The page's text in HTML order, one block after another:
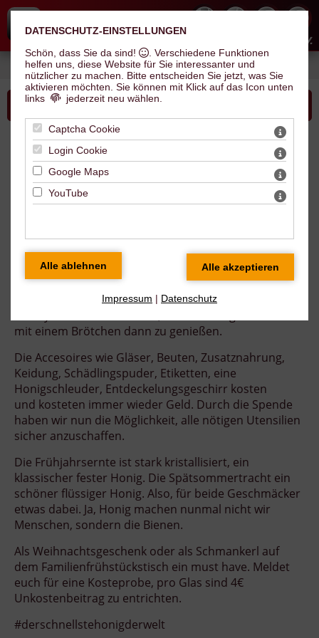
Hallescher Inline Skate Club e.V.
Sie sind hier:Verein>News> NORSK AG sponsert Bienenprojekt
Bitte wählen Sie...
NORSK AG sponsert Bienenprojekt
29.09.2022
Zwei Ernten, in diesem Jahr mit ganz
unterschiedlichen Inhalten. Die NORSK AG
unterstützte im Spätsommer unser Projekt mit einer
Geldspende. Wir sind super dankbar darüber, denn
mit einem Brötchen dann zu genießen.
Die Accesoires wie Gläser, Beuten, Zusatznahrung,
Keidung, Schädlingspuder, Etiketten, eine
Honigschleuder, Entdeckelungsgeschirr kosten
und kosteten immer wieder Geld. Durch die Spende
haben wir nun die Möglichkeit, alle nötigen Utensilien
sicher anzuschaffen.
Die Frühjahrsernte ist stark kristallisiert, ein
klassischer fester Honig. Die Spätsommertracht ein
schöner flüssiger Honig. Also, für beide Geschmäcker
etwas dabei. Ja, Honig machen nunmal nicht wir
Menschen, sondern die Bienen.
Als Weihnachtsgeschenk oder als Schmankerl auf
dem Familienfrühstückstisch ein must have. Meldet
euch für eine Kosteprobe, pro Glas sind 4€
Unkostenbeitrag zu entrichten.
#derschnellstehonigderwelt
DATENSCHUTZ-EINSTELLUNGEN
Schön, dass Sie da sind!
. Verschiedene Funktionen
helfen uns, diese Website für Sie interessanter und
nützlicher zu machen.
Bitte entscheiden Sie jetzt, was Sie
aktivieren möchten. Sie können mit Klick auf das Icon unten
links
jederzeit neu wählen.
Captcha Cookie
Login Cookie
Google Maps
YouTube
Impressum | Datenschutz